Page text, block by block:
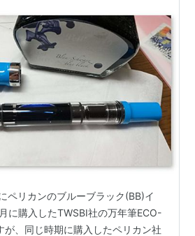
ペリカンのブルーブラック(BB)イ
に購入したTWSBI社の万年筆ECO-
が、同じ時期に購入したペリカン社